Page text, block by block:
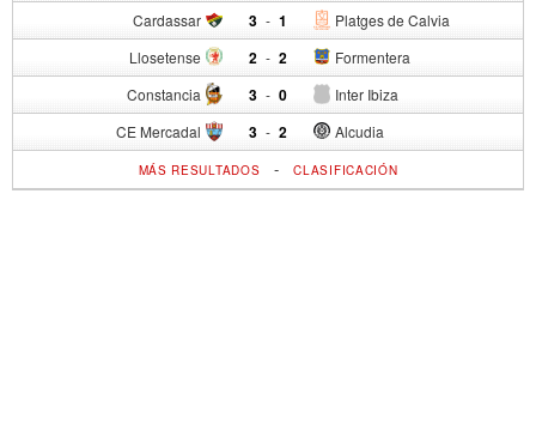
Cardassar 3 - Platges de Calvia
1
Llosetense 2 - Formentera
2
Constancia 3 - Inter Ibiza
0
CE Mercadal 3 - Alcudia
2
MÁS RESULTADOS -CLASIFICACIÓN